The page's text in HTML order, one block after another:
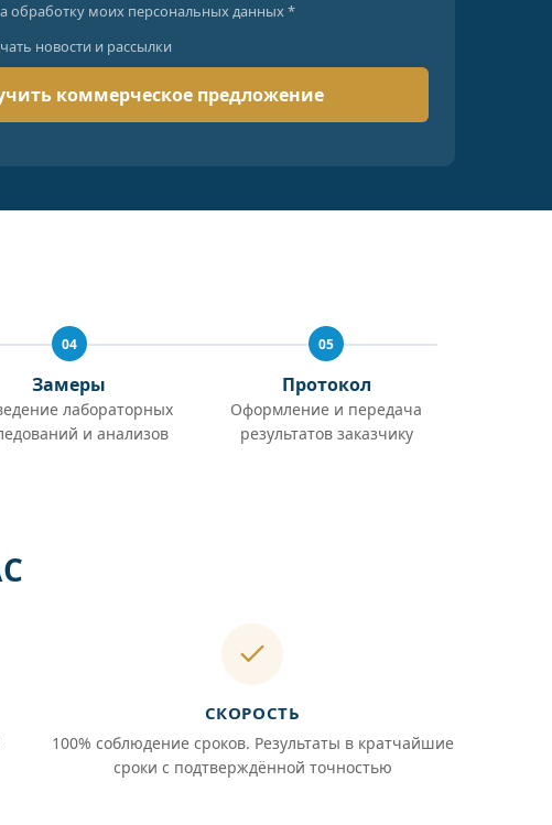
обработку моих персональных данных *
новости и рассылки
04
Замеры
лабораторных
и анализов
05
Протокол
Оформление и передача
результатов заказчику
СКОРОСТЬ
100% соблюдение сроков. Результаты в кратчайшие
сроки с подтверждённой точностью